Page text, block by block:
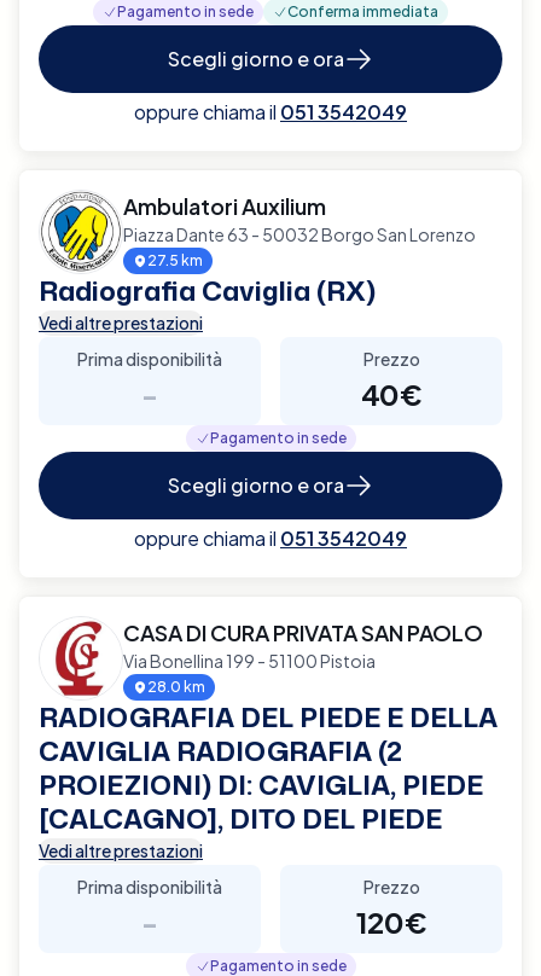
Pagamento in sede Conferma immediata
Scegli giorno e ora
oppure chiama il 051 3542049
Ambulatori Auxilium
Piazza Dante 63 - 50032 Borgo San Lorenzo
27.5 km
Radiografia Caviglia (RX)
Vedi altre prestazioni
Prima disponibilità
-
Prezzo
40€
Pagamento in sede
Scegli giorno e ora
oppure chiama il 051 3542049
CASA DI CURA PRIVATA SAN PAOLO
Via Bonellina 199 - 51100 Pistoia
28.0 km
RADIOGRAFIA DEL PIEDE E DELLA
CAVIGLIA RADIOGRAFIA (2
PROIEZIONI) DI: CAVIGLIA, PIEDE
[CALCAGNO], DITO DEL PIEDE
Vedi altre prestazioni
Prima disponibilità
-
Prezzo
120€
Pagamento in sede